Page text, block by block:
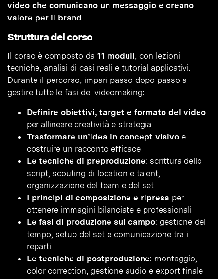
video che comunicano un messaggio e creano
valore per il brand.
Struttura del corso
Il corso è composto da 11 moduli, con lezioni
tecniche, analisi di casi reali e tutorial applicativi.
Durante il percorso, impari passo dopo passo a
gestire tutte le fasi del videomaking:
Definire obiettivi, target e formato del video
per allineare creatività e strategia
Trasformare un’idea in concept visivo e
costruire un racconto efficace
Le tecniche di preproduzione: scrittura dello
script, scouting di location e talent,
organizzazione del team e del set
I principi di composizione e ripresa per
ottenere immagini bilanciate e professionali
Le fasi di produzione sul campo: gestione del
tempo, setup del set e comunicazione tra i
reparti
Le tecniche di postproduzione: montaggio,
color correction, gestione audio e export finale